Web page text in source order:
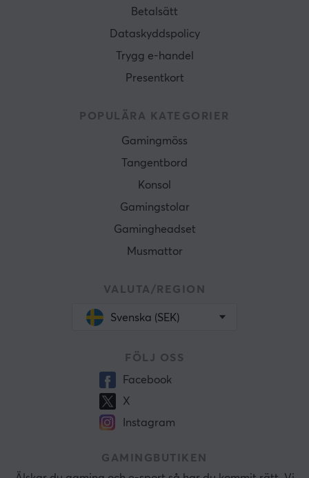
Betalsätt
Dataskyddspolicy
Trygg e-handel
Presentkort
POPULÄRA KATEGORIER
Gamingmöss
Tangentbord
Konsol
Gamingstolar
Gamingheadset
Musmattor
VALUTA/REGION
Svenska (SEK)
FÖLJ OSS
Facebook
X
Instagram
GAMINGBUTIKEN